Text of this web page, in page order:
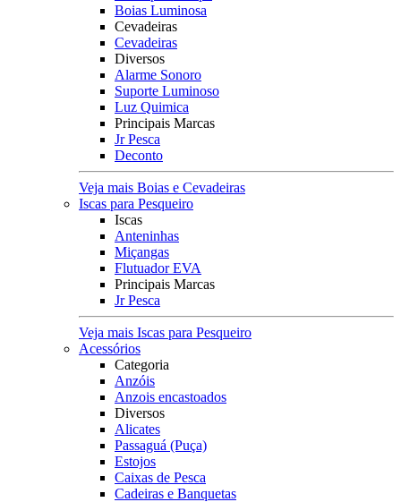
Boias Luminosa
Cevadeiras
Cevadeiras
Diversos
Alarme Sonoro
Suporte Luminoso
Luz Quimica
Principais Marcas
Jr Pesca
Deconto
Veja mais Boias e Cevadeiras
Iscas para Pesqueiro
Iscas
Anteninhas
Miçangas
Flutuador EVA
Principais Marcas
Jr Pesca
Veja mais Iscas para Pesqueiro
Acessórios
Categoria
Anzóis
Anzois encastoados
Diversos
Alicates
Passaguá (Puça)
Estojos
Caixas de Pesca
Cadeiras e Banquetas